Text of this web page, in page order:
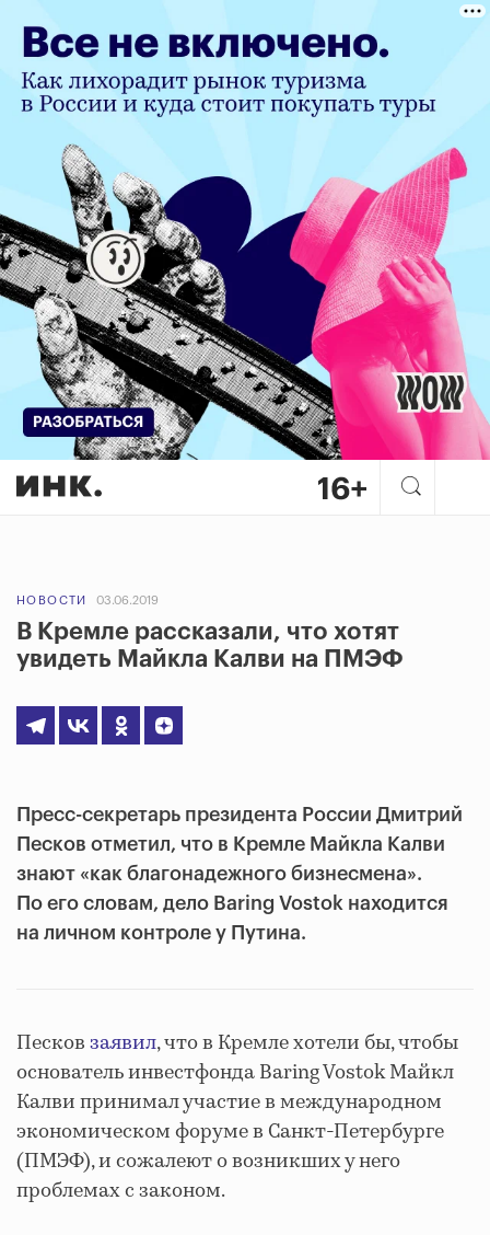
НОВОСТИ 03.06.2019
В Кремле рассказали, что хотят
увидеть Майкла Калви на ПМЭФ
Пресс-секретарь президента России Дмитрий
Песков отметил, что в Кремле Майкла Калви
знают «как благонадежного бизнесмена».
По его словам, дело Baring Vostok находится
на личном контроле у Путина.
Песковзаявил, что в Кремле хотели бы, чтобы
основатель инвестфонда Baring Vostok Майкл
Калви принимал участие в международном
экономическом форуме в Санкт-Петербурге
(ПМЭФ), и сожалеют о возникших у него
проблемах с законом.